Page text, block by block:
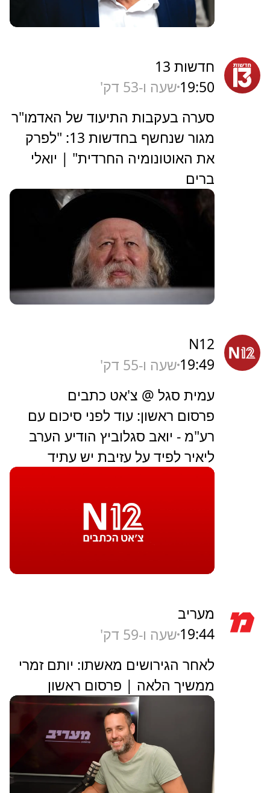
חדשות 13
19:50 שעה ו-53 דק'
סערה בעקבות התיעוד של האדמו"ר
מגור שנחשף בחדשות 13: "לפרק
את האוטונומיה החרדית" | יואלי
ברים
N12
19:49 שעה ו-55 דק'
עמית סגל @ צ'אט כתבים
פרסום ראשון: עוד לפני סיכום עם
רע"מ - יואב סגלוביץ הודיע הערב
ליאיר לפיד על עזיבת יש עתיד
מעריב
19:44 שעה ו-59 דק'
לאחר הגירושים מאשתו: יותם זמרי
ממשיך הלאה | פרסום ראשון